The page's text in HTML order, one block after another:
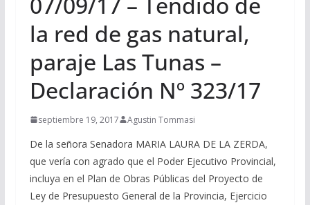
la red de gas natural,
paraje Las Tunas –
Declaración Nº 323/17
septiembre 19, 2017 Agustin Tommasi
De la señora Senadora MARIA LAURA DE LA ZERDA,
que vería con agrado que el Poder Ejecutivo Provincial,
incluya en el Plan de Obras Públicas del Proyecto de
Ley de Presupuesto General de la Provincia, Ejercicio